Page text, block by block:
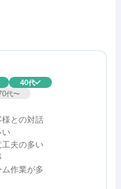
40代
代〜
様との対話
い
工夫の多い
ム作業が多